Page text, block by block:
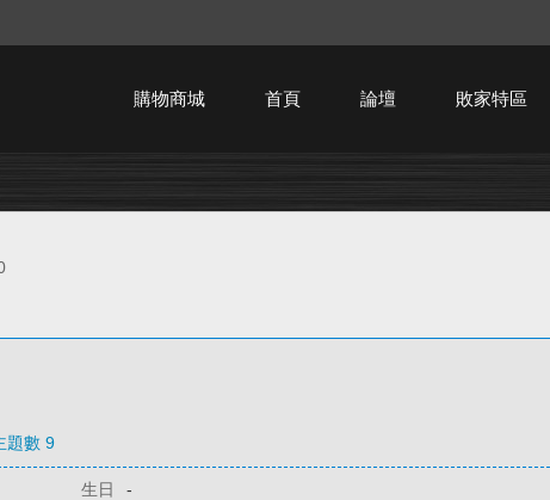
購物商城 首頁 論壇 敗家特區
題數 9
生日 -